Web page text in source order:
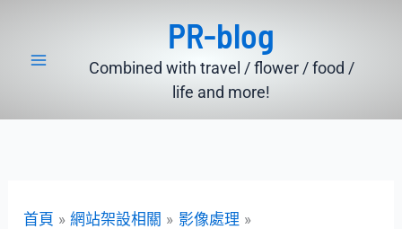
PR-blog
Combined with travel / flower / food /
life and more!
首頁 網站架設相關
影像處理